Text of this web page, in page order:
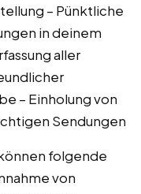
– Pünktliche
in deinem
aller
– Einholung von
Sendungen
folgende
von